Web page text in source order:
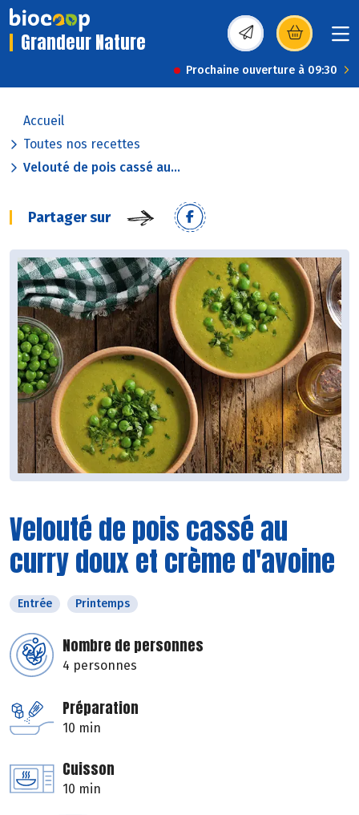
Grandeur Nature (s’ouvre dans une
Prochaine ouverture à 09:30
Accueil
Toutes nos recettes
Velouté de pois cassé au...
Partager sur
Velouté de pois cassé au
curry doux et crème d'avoine
Entrée Printemps
Nombre de personnes
4 personnes
Préparation
10 min
Cuisson
10 min